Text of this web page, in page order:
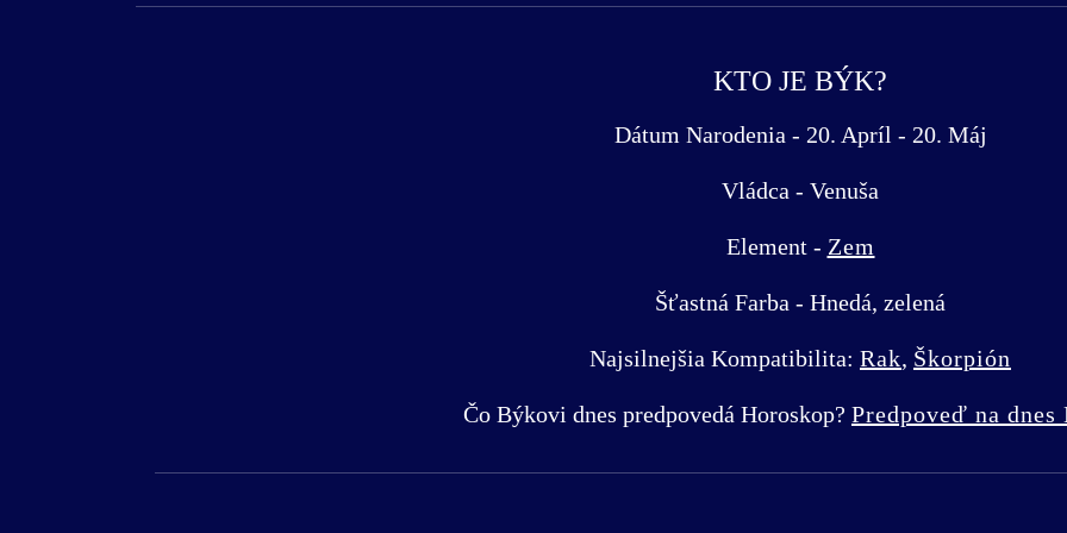
KTO JE BÝK?
Dátum Narodenia - 20. Apríl - 20. Máj
Vládca - Venuša
Element - Zem
Šťastná Farba - Hnedá, zelená
Najsilnejšia Kompatibilita: Rak, Škorpión
Čo Býkovi dnes predpovedá Horoskop? Predpoveď na dnes